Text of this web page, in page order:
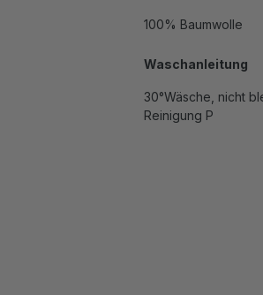
100% Baumwolle
Waschanleitung
30°Wäsche, nicht
Reinigung P